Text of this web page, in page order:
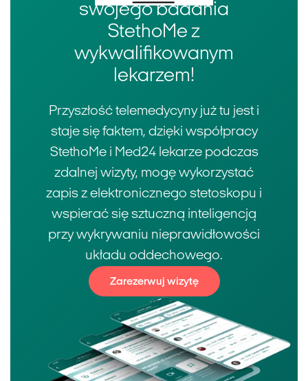
swojego badania
StethoMe z
wykwalifikowanym
lekarzem!
Przyszłość telemedycyny już tu jest i
staje się faktem, dzięki współpracy
StethoMe i Med24 lekarze podczas
zdalnej wizyty, mogę wykorzystać
zapis z elektronicznego stetoskopu i
wspierać się sztuczną inteligencją
przy wykrywaniu nieprawidłowości
układu oddechowego.
Zarezerwuj wizytę